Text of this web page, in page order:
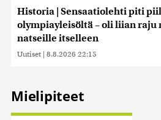
Historia | Sensaatiolehti piti
olympiayleisöltä – oli liian raju
natseille itselleen
Uutiset | 8.8.2026 22:15
Mielipiteet